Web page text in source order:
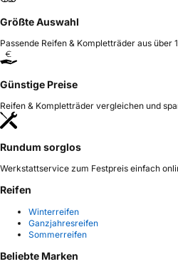
Größte Auswahl
Passende Reifen & Kompletträder aus über
Günstige Preise
Reifen & Kompletträder vergleichen und
Rundum sorglos
Werkstattservice zum Festpreis einfach
Reifen
Winterreifen
Ganzjahresreifen
Sommerreifen
Beliebte Marken